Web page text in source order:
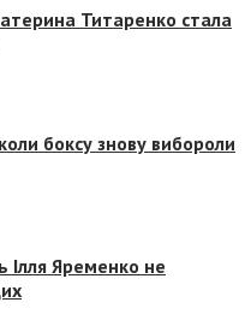
Титаренко стала
боксу знову вибороли
Ілля Яременко не